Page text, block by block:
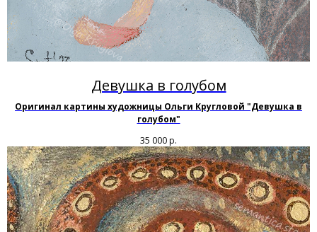
Девушка в голубом
Оригинал картины художницы Ольги Кругловой "Девушка в
голубом"
35 000р.